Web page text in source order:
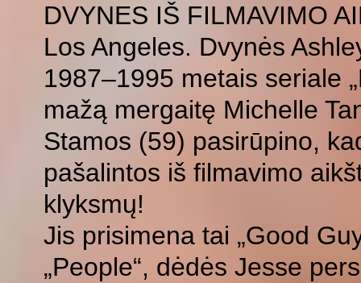
DVYNES IŠ FILMAVIMO
Los Angeles. Dvynės
1987–1995 metais seriale
mažą mergaitę Michelle
Stamos (59) pasirūpino,
pašalintos iš filmavimo
klyksmų!
Jis prisimena tai „Good
„People“, dėdės Jesse